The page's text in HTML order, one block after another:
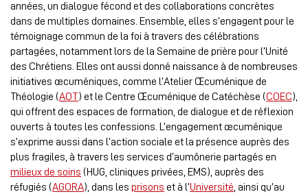
années, un dialogue fécond et des collaborations concrètes
dans de multiples domaines. Ensemble, elles s’engagent pour le
témoignage commun de la foi à travers des célébrations
partagées, notamment lors de la Semaine de prière pour l’Unité
des Chrétiens. Elles ont aussi donné naissance à de nombreuses
initiatives œcuméniques, comme l’Atelier Œcuménique de
Théologie (AOT) et le Centre Œcuménique de Catéchèse (COEC),
qui offrent des espaces de formation, de dialogue et de réflexion
ouverts à toutes les confessions. L’engagement œcuménique
s’exprime aussi dans l’action sociale et la présence auprès des
plus fragiles, à travers les services d’aumônerie partagés en
milieux de soins (HUG, cliniques privées, EMS), auprès des
réfugiés (AGORA), dans les prisons et à l’Université, ainsi qu’au